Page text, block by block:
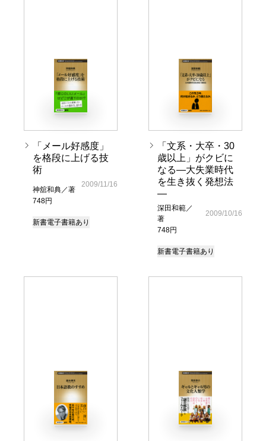
「メール好感度」
を格段に上げる技
術
神舘和典／著
748円
2009/11/16
新書電子書籍あり
「文系・大卒・30
歳以上」がクビに
なる―大失業時代
を生き抜く発想法
―
深田和範／
著
748円
2009/10/16
新書電子書籍あり